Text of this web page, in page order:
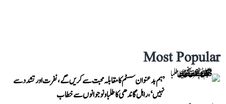
Most Popular
’ہم بدعنوان سسٹم کا مقابلہ محبت سے کریں گے، نفرت اور تشدد سے
نہیں‘، راہل گاندھی کا طلبا و نوجوانوں سے خطاب